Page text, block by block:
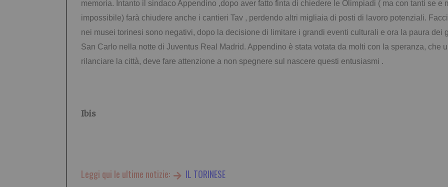
memoria. Intanto il sindaco Appendino ,dopo aver fatto finta di chiedere le Olimpiadi ( ma con tanti se e
impossibile) farà chiudere anche i cantieri Tav , perdendo altri migliaia di posti di lavoro potenziali.
nei musei torinesi sono negativi, dopo la decisione di limitare i grandi eventi culturali e ora la paura dei
San Carlo nella notte di Juventus Real Madrid. Appendino è stata votata da molti con la speranza, che
rilanciare la città, deve fare attenzione a non spegnere sul nascere questi entusiasmi .
Ibis
Leggi qui le ultime notizie: IL TORINESE